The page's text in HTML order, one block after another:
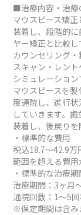
■治療内容・治療
マウスピース矯
装着し、段階的
ヤー矯正と比較し
カウンセリング
スキャン・レン
シミュレーショ
マウスピースを
度通院し、進行
していきます。
装着し、後戻りを
・標準的な費用
税込18.7～42.9
範囲を超える費用
・標準的な治療
治療期間：3ヶ月
通院回数：1～5
※保定期間は含み